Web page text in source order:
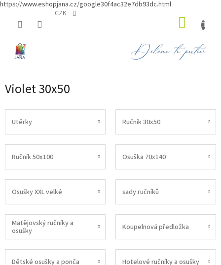
https://www.eshopjana.cz/google30f4ac32e7db93dc.html
CZK
Violet 30x50
Utěrky Ručník 30x50
Ručník 50x100 Osuška 70x140
Osušky XXL velké sady ručníků
Matějovský ručníky a
osušky
Koupelnová předložka
Dětské osušky a ponča Hotelové ručníky a osušky